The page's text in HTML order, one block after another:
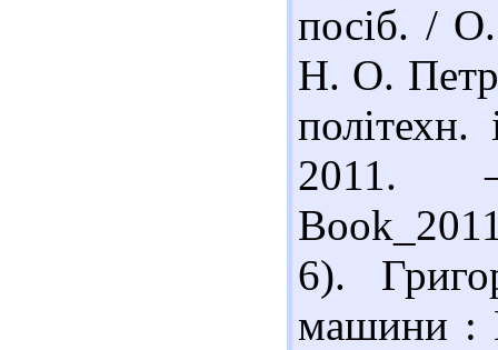
посіб. /
Н. О.
6).
машини :